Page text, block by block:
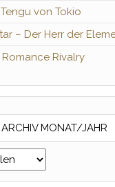
von Tokio
– Der Herr der
Rivalry
ARCHIV MONAT/JAHR